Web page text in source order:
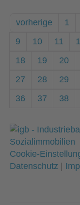
vorherige 1
9
10 11
18
19 20
27
28 29
36
37 38
Cookie-
Datenschutz |